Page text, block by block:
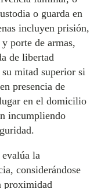
o guarda en
incluyen prisión,
porte de armas,
de libertad
mitad superior si
presencia de
en el domicilio
incumpliendo
la
considerándose
proximidad